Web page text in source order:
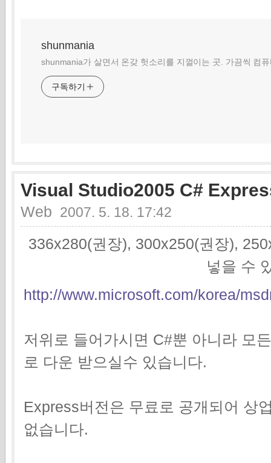
shunmania
shunmania가 살면서 온갖 헛소리를 지껄이는 곳. 가끔씩 컴
구독하기
Visual Studio2005 C#
Web 2007. 5. 18. 17:42
336x280(권장), 300x250(권장),
넣을 수
http://www.microsoft.com/korea/
저위로 들어가시면 C#뿐 아니라 모
로 다운 받으실수 있습니다.
Express버전은 무료로 공개되어 상
없습니다.